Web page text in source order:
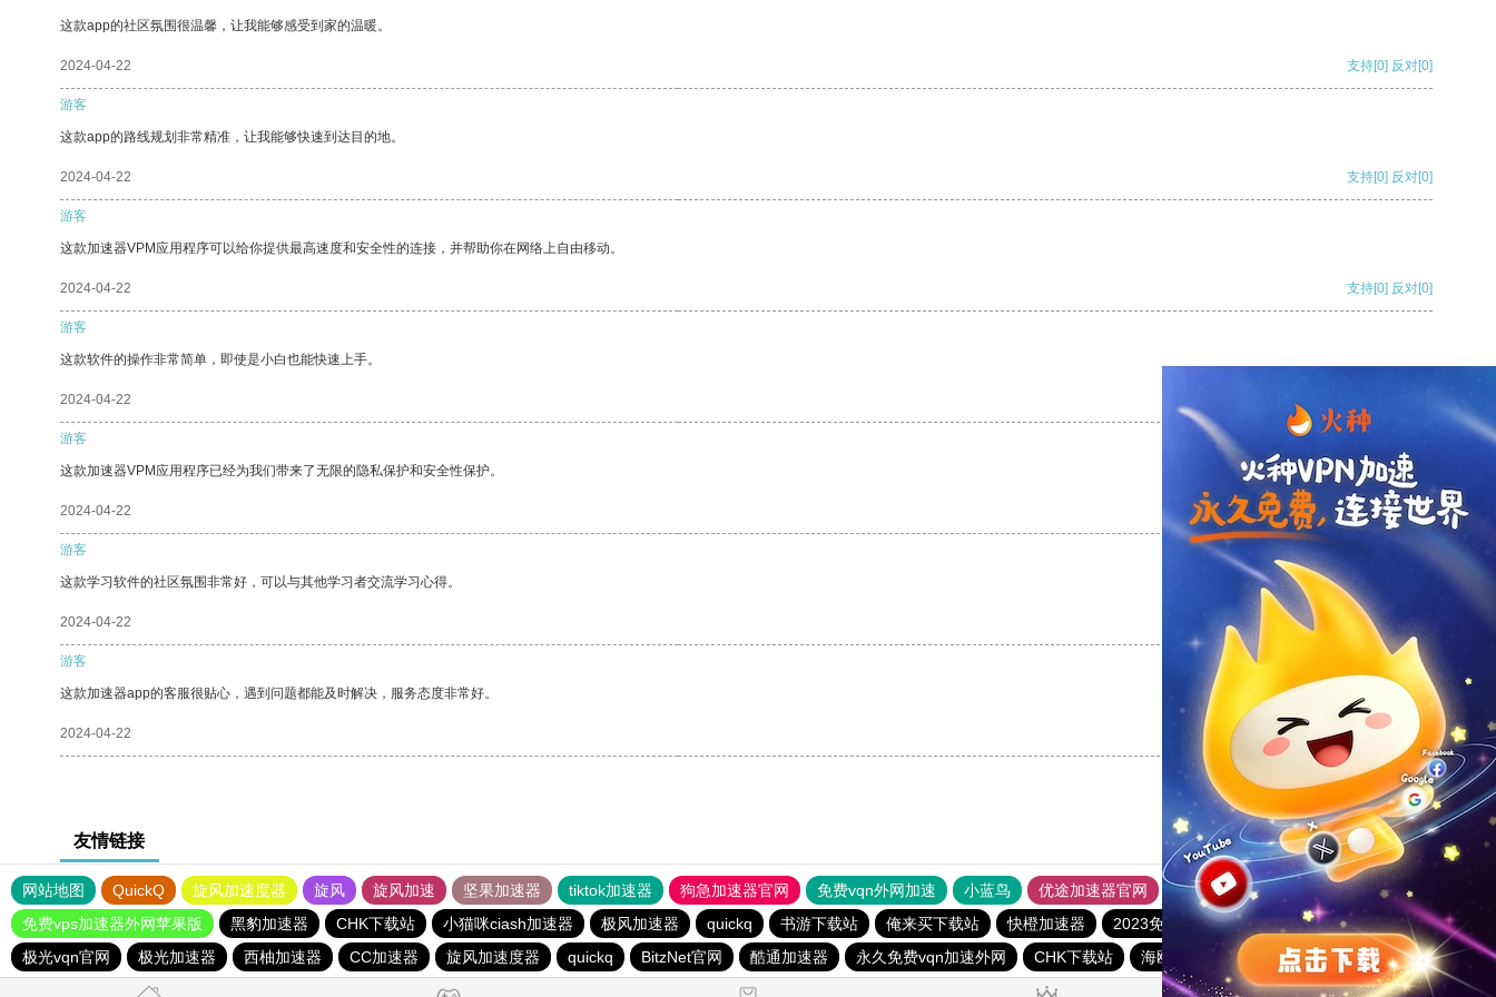
这款app的社区氛围很温馨，让我能够感受到家的温暖。
2024-04-22 支持[0] 反对[0]
游客
这款app的路线规划非常精准，让我能够快速到达目的地。
2024-04-22 支持[0] 反对[0]
游客
这款加速器VPM应用程序可以给你提供最高速度和安全性的连接，并帮助你在网络上自由移动。
2024-04-22 支持[0] 反对[0]
游客
这款软件的操作非常简单，即使是小白也能快速上手。
2024-04-22
游客
这款加速器VPM应用程序已经为我们带来了无限的隐私保护和安全性保护。
2024-04-22 支持[0] 反对[0]
游客
这款学习软件的社区氛围非常好，可以与其他学习者交流学习心得。
2024-04-22 支持[0] 反对
游客
这款加速器app的客服很贴心，遇到问题都能及时解决，服务态度非常好。
2024-04-22 支持[0] 反对[0]
友情链接
网站地图 QuickQ 旋风加速度器 旋风 旋风加速 坚果加速器 tiktok加速器 狗急加速器官网 免费vqn外网加速 小蓝鸟 优途加速器官网 风驰加速器 旋风加速器
八戒看书
免费vps加速器外网苹果版
黑豹加速器 CHK下载站 小猫咪ciash加速器 极风加速器 quickq 书游下载站 俺来买下载站 快橙加速器 2023免费加速神器
tyl加速器官网
极光vqn官网
极光加速器 西柚加速器 CC加速器 旋风加速度器 quickq BitzNet官网 酷通加速器 永久免费vqn加速外网 CHK下载站 海鸥下载站 1元机场